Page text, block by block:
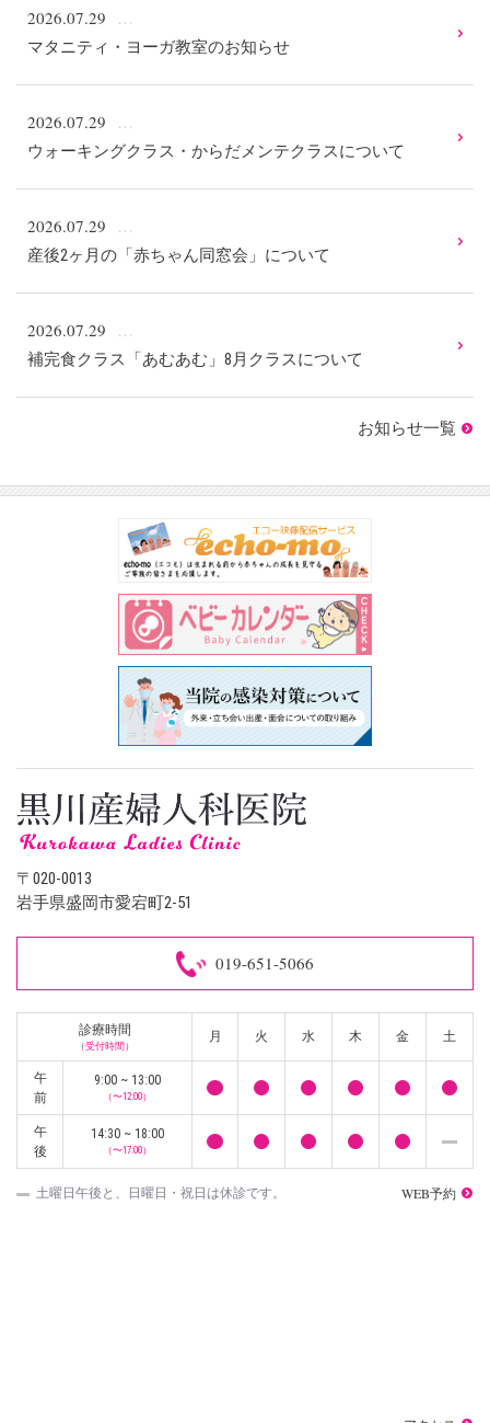
2026.07.29
マタニティ・ヨーガ教室のお知らせ
2026.07.29
ウォーキングクラス・からだメンテクラスについて
2026.07.29
産後2ヶ月の「赤ちゃん同窓会」について
2026.07.29
補完食クラス「あむあむ」8月クラスについて
お知らせ一覧
〒020-0013
岩手県盛岡市愛宕町2-51
019-651-5066
診療時間
（受付時間）
月 火 水 木 金 土
午
前
9:00 ~ 13:00
（〜12:00）
午
後
14:30 ~ 18:00
（〜17:00）
土曜日午後と、日曜日・祝日は休診です。 WEB予約